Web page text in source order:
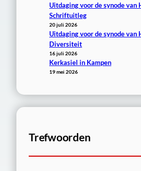
Uitdaging voor de synode van
Schriftuitleg
20 juli 2026
Uitdaging voor de synode van
Diversiteit
16 juli 2026
Kerkasiel in Kampen
19 mei 2026
Trefwoorden